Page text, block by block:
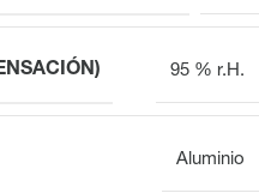
95 % r.H.
Aluminio